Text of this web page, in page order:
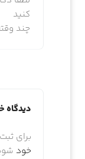
کنید
چند وقته
دیدگاه
برای
خود